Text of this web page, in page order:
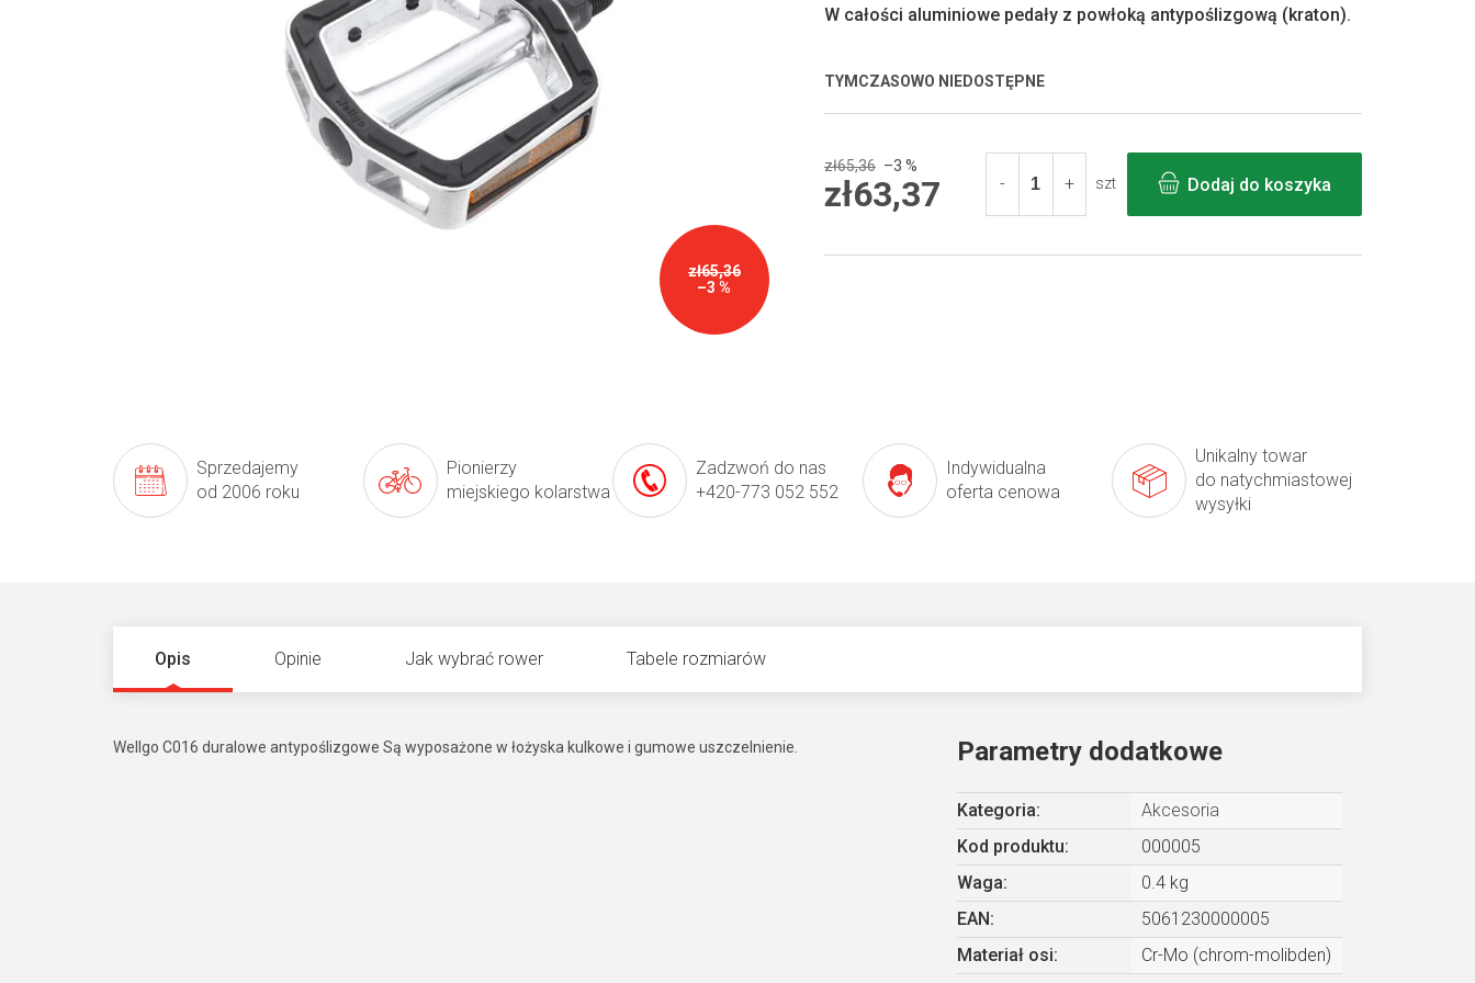
zł65,36
–3 %
TYMCZASOWO NIEDOSTĘPNE
W całości aluminiowe pedały z powłoką antypoślizgową (kraton).
0,0
zł65,36 –3 %
zł63,37 szt Dodaj do koszyka
Sprzedajemy
od 2006 roku
Pionierzy
miejskiego kolarstwa
Zadzwoń do nas
+420-773 052 552
Indywidualna
oferta cenowa
Unikalny towar
do natychmiastowej
wysyłki
Opis Opinie Jak wybrać rower Tabele rozmiarów
Wellgo C016 duralowe antypoślizgowe Są wyposażone w łożyska kulkowe i gumowe uszczelnienie. Parametry dodatkowe
Kategoria:
Akcesoria
Kod produktu:
000005
Waga:
0.4 kg
EAN :
5061230000005
Materiał osi:
Cr-Mo (chrom-molibden)